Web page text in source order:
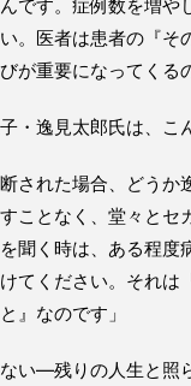
です。症例数を増
。医者は患者の『
が重要になってくる
・逸見太郎氏は、こ
された場合、どう
ことなく、堂々とセ
聞く時は、ある程度
てください。それ
』なのです」
い—残りの人生と照